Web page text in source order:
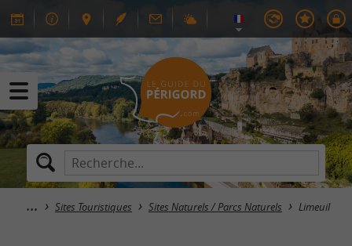
Sites Touristiques Sites Naturels / Parcs Naturels Limeuil